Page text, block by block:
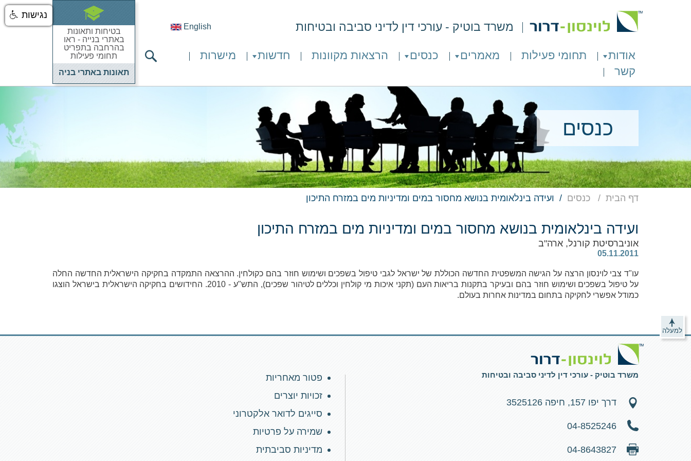
English משרד בוטיק - עורכי דין לדיני סביבה ובטיחות
אודות תחומי פעילות מאמרים כנסים הרצאות מקוונות חדשות
מישרות
קשר
בטיחות ותאונות
באתרי בנייה - ראו
בהרחבה בתפריט
תחומי פעילות
תאונות באתרי בניה
כנסים
דף הבית כנסים ועידה בינלאומית בנושא מחסור במים ומדיניות מים במזרח התיכון
ועידה בינלאומית בנושא מחסור במים ומדיניות מים במזרח התיכון
אוניברסיטת קורנל, ארה"ב
‎ 05.11.2011
עו"ד צבי לוינסון הרצה על הגישה המשפטית החדשה הכוללת של ישראל לגבי טיפול בשפכים ושימוש חוזר בהם כקולחין. ההרצאה התמקדה בחקיקה הישראלית החדשה החלה
על טיפול בשפכים ושימוש חוזר בהם ובעיקר בתקנות בריאות העם (תקני איכות מי קולחין וכללים לטיהור שפכים), התש"ע - 2010. החידושים בחקיקה הישראלית בישראל הוצגו
כמודל אפשרי לחקיקה בתחום במדינות אחרות בעולם.
למעלה
משרד בוטיק - עורכי דין לדיני סביבה ובטיחות
דרך יפו 157, חיפה 3525126
04-8525246
04-8643827
פטור מאחריות
זכויות יוצרים
סייגים לדואר אלקטרוני
שמירה על פרטיות
מדיניות סביבתית
נגישות